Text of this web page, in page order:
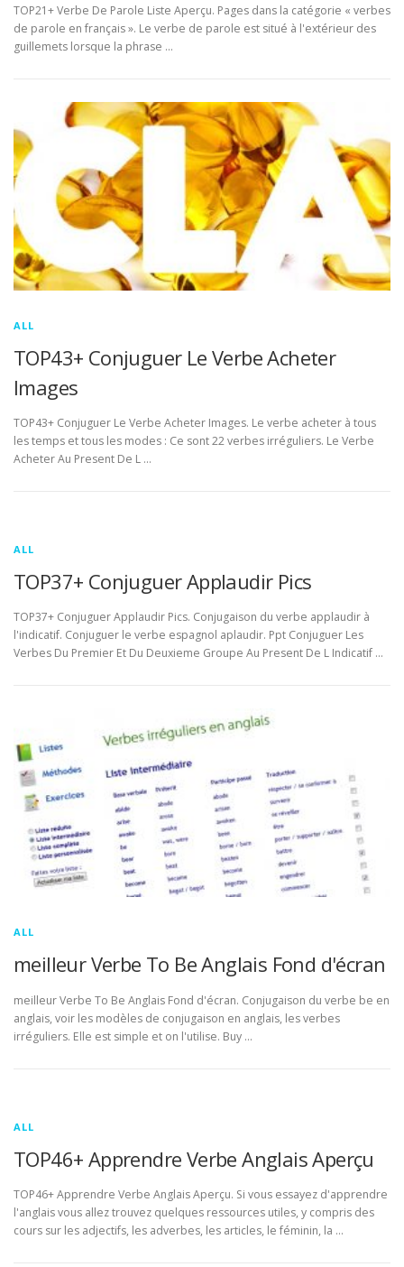
TOP21+ Verbe De Parole Liste Aperçu. Pages dans la catégorie « verbes
de parole en français ». Le verbe de parole est situé à l'extérieur des
guillemets lorsque la phrase …
ALL
TOP43+ Conjuguer Le Verbe Acheter
Images
TOP43+ Conjuguer Le Verbe Acheter Images. Le verbe acheter à tous
les temps et tous les modes : Ce sont 22 verbes irréguliers. Le Verbe
Acheter Au Present De L …
ALL
TOP37+ Conjuguer Applaudir Pics
TOP37+ Conjuguer Applaudir Pics. Conjugaison du verbe applaudir à
l'indicatif. Conjuguer le verbe espagnol aplaudir. Ppt Conjuguer Les
Verbes Du Premier Et Du Deuxieme Groupe Au Present De L Indicatif …
ALL
meilleur Verbe To Be Anglais Fond d'écran
meilleur Verbe To Be Anglais Fond d'écran. Conjugaison du verbe be en
anglais, voir les modèles de conjugaison en anglais, les verbes
irréguliers. Elle est simple et on l'utilise. Buy …
ALL
TOP46+ Apprendre Verbe Anglais Aperçu
TOP46+ Apprendre Verbe Anglais Aperçu. Si vous essayez d'apprendre
l'anglais vous allez trouvez quelques ressources utiles, y compris des
cours sur les adjectifs, les adverbes, les articles, le féminin, la …